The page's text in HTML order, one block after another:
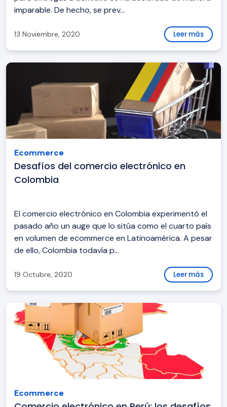
imparable. De hecho, se prev...
13 Noviembre, 2020 Leer más
Ecommerce
Desafíos del comercio electrónico en
Colombia
El comercio electrónico en Colombia experimentó el
pasado año un auge que lo sitúa como el cuarto país
en volumen de ecommerce en Latinoamérica. A pesar
de ello, Colombia todavía p...
19 Octubre, 2020 Leer más
Ecommerce